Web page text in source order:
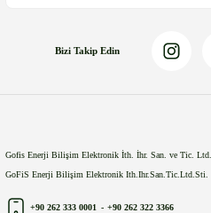
Bizi Takip Edin
Gofis Enerji Bilişim Elektronik İth. İhr. San. ve Tic.
GoFiS Enerji Bilişim Elektronik Ith.Ihr.San.Tic.Ltd.Sti.
+90 262 333 0001 - +90 262 322 3366